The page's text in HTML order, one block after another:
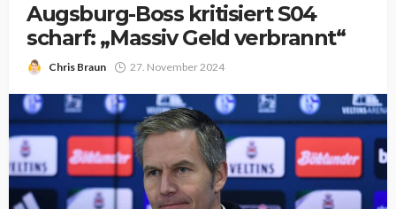
Augsburg-Boss kritisiert S04
scharf: „Massiv Geld verbrannt“
Chris Braun 27. November 2024